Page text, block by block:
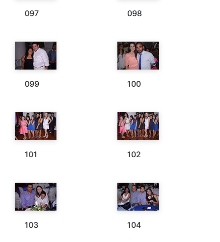
097 098
099 100
101 102
103 104